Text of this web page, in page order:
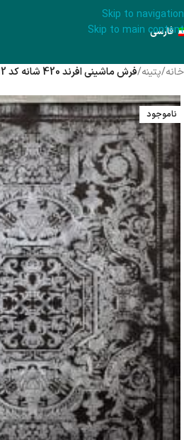
Skip to navigation
Skip to main content
فارسی
خانه/پتینه/فرش ماشینی افرند 420 شانه کد 4212
ناموجود